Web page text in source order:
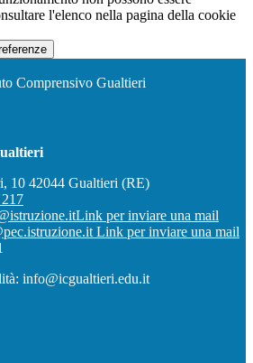
l'elenco nella pagina della cookie
Comprensivo Gualtieri
10 42044 Gualtieri (RE)
Link per inviare una mail
Link per inviare una mail
info@icgualtieri.edu.it